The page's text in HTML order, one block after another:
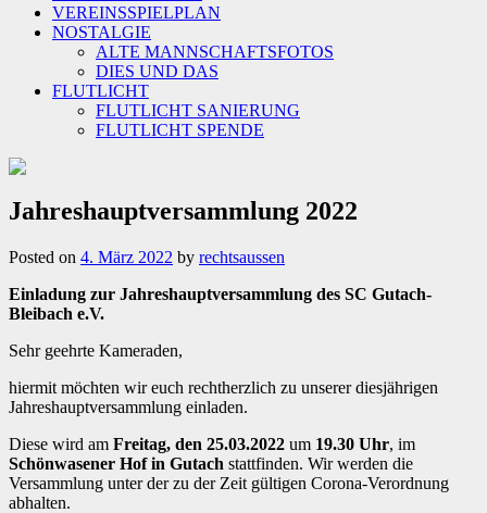
VEREINSSPIELPLAN
NOSTALGIE
ALTE MANNSCHAFTSFOTOS
DIES UND DAS
FLUTLICHT
FLUTLICHT SANIERUNG
FLUTLICHT SPENDE
Jahreshauptversammlung 2022
Posted on 4. März 2022 by rechtsaussen
Einladung zur Jahreshauptversammlung des SC Gutach-
Bleibach e.V.
Sehr geehrte Kameraden,
hiermit möchten wir euch rechtherzlich zu unserer diesjährigen
Jahreshauptversammlung einladen.
Diese wird am Freitag, den 25.03.2022 um 19.30 Uhr, im
Schönwasener Hof in Gutach stattfinden. Wir werden die
Versammlung unter der zu der Zeit gültigen Corona-Verordnung
abhalten.